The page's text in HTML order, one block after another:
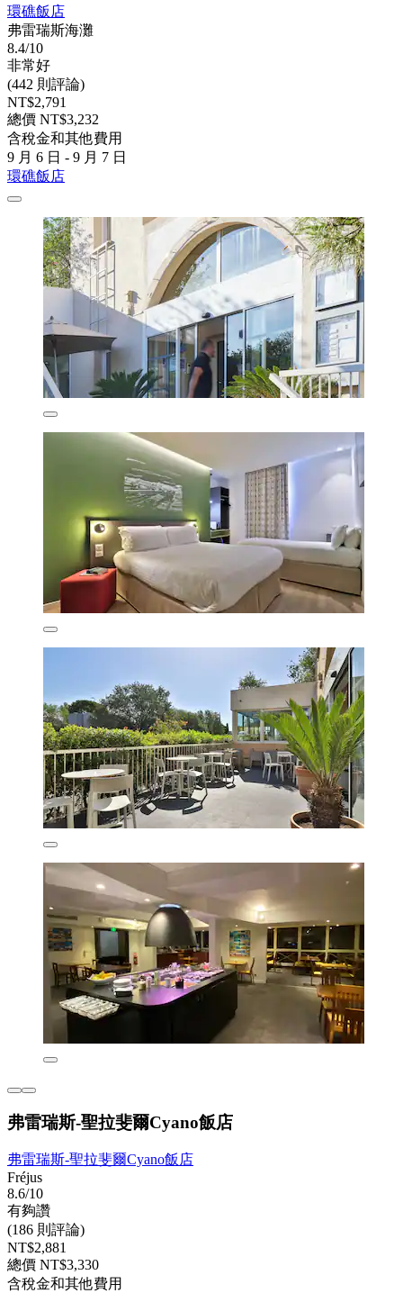
環礁飯店
弗雷瑞斯海灘
8.4/10
非常好
(442 則評論)
NT$2,791
總價 NT$3,232
含稅金和其他費用
9 月 6 日 - 9 月 7 日
環礁飯店
弗雷瑞斯-聖拉斐爾Cyano飯店
弗雷瑞斯-聖拉斐爾Cyano飯店
Fréjus
8.6/10
有夠讚
(186 則評論)
NT$2,881
總價 NT$3,330
含稅金和其他費用